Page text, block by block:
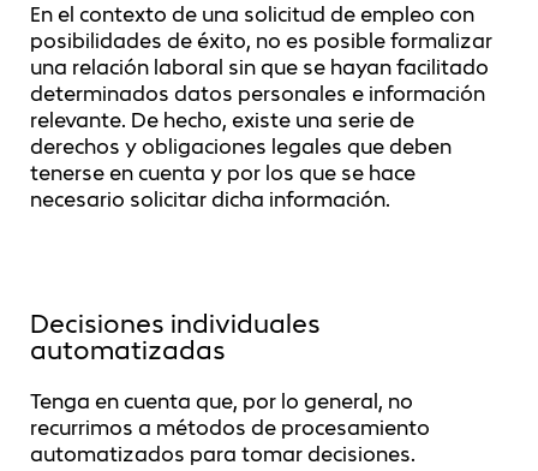
En el contexto de una solicitud de empleo con
posibilidades de éxito, no es posible formalizar
una relación laboral sin que se hayan facilitado
determinados datos personales e información
relevante. De hecho, existe una serie de
derechos y obligaciones legales que deben
tenerse en cuenta y por los que se hace
necesario solicitar dicha información.
Decisiones individuales
automatizadas
Tenga en cuenta que, por lo general, no
recurrimos a métodos de procesamiento
automatizados para tomar decisiones.